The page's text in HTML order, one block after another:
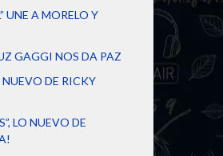
UNE A MORELO Y
GAGGI NOS DA PAZ
NUEVO DE RICKY
LO NUEVO DE